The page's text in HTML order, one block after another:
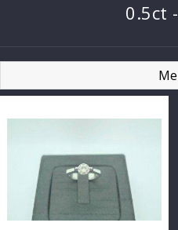
0.5ct